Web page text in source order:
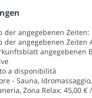
der angegebenen Zeiten:
der angegebenen Zeiten
angegebenen
a disponibilità
- Sauna,
Zona Relax: 45,00 €